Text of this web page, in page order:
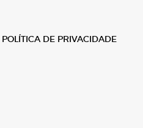
POLÍTICA DE PRIVACIDADE